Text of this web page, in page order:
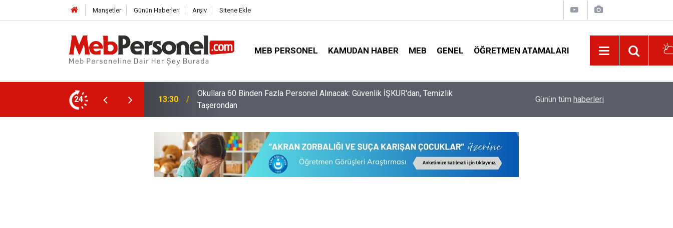
Manşetler Günün Haberleri Arşiv Sitene Ekle
MEB PERSONEL KAMUDAN HABER MEB GENEL ÖĞRETMEN ATAMALARI
24
Alınacak: Güvenlik İŞKUR'dan, Temizlik
12:02
Milli Eğitim Bakanı Yusuf Tekin'den Üniversite Tercihi Yapacak Öğrencilere
Taktikler
İl Dışı Özür Grubu Tercihlerinin Onayı İçin
Günün tüm haberleri